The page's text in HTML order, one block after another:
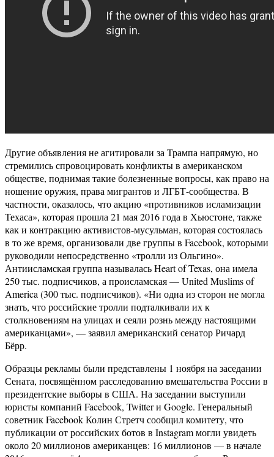
Другие объявления не агитировали за Трампа напрямую, но
стремились спровоцировать конфликты в американском
обществе, поднимая такие болезненные вопросы, как право на
ношение оружия, права мигрантов и ЛГБТ-сообщества. В
частности, оказалось, что акцию «противников исламизации
Техаса», которая прошла 21 мая 2016 года в Хьюстоне, также
как и контракцию активистов-мусульман, которая состоялась
в то же время, организовали две группы в Facebook, которыми
руководили непосредственно «тролли из Ольгино».
Антиисламская группа называлась Heart of Texas, она имела
250 тыс. подписчиков, а происламская — United Muslims of
America (300 тыс. подписчиков). «Ни одна из сторон не могла
знать, что российские тролли подталкивали их к
столкновениям на улицах и сеяли рознь между настоящими
американцами», — заявил американский сенатор Ричард
Бёрр.
Образцы рекламы были представлены 1 ноября на заседании
Сената, посвящённом расследованию вмешательства России в
президентские выборы в США. На заседании выступили
юристы компаний Facebook, Twitter и Google. Генеральный
советник Facebook Колин Стретч сообщил комитету, что
публикации от российских ботов в Instagram могли увидеть
около 20 миллионов американцев: 16 миллионов — в начале